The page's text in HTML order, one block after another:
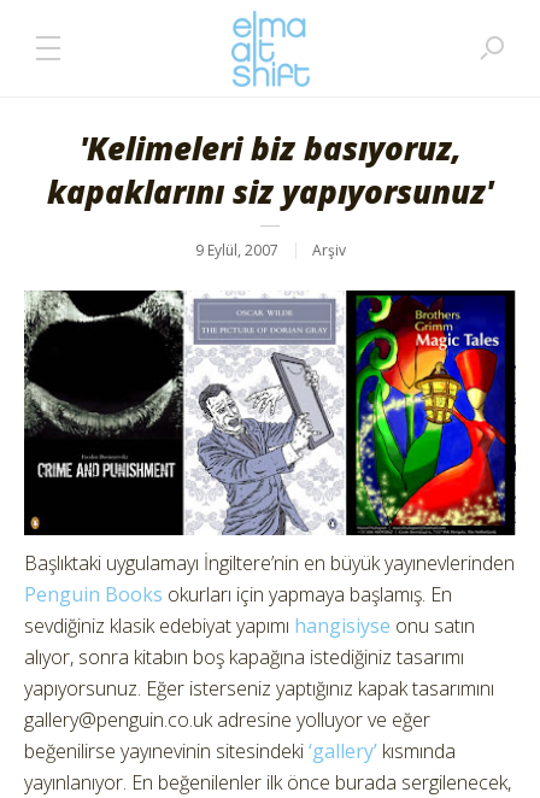
'Kelimeleri biz basıyoruz,
kapaklarını siz yapıyorsunuz'
9 Eylül, 2007 Arşiv
Başlıktaki uygulamayı İngiltere’nin en büyük yayınevlerinden
Penguin Books okurları için yapmaya başlamış. En
sevdiğiniz klasik edebiyat yapımı hangisiyse onu satın
alıyor, sonra kitabın boş kapağına istediğiniz tasarımı
yapıyorsunuz. Eğer isterseniz yaptığınız kapak tasarımını
gallery@penguin.co.uk adresine yolluyor ve eğer
beğenilirse yayınevinin sitesindeki‘gallery’ kısmında
yayınlanıyor. En beğenilenler ilk önce burada sergilenecek,